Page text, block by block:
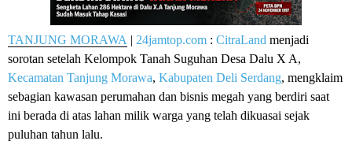
TANJUNG MORAWA | 24jamtop.com : CitraLand menjadi
sorotan setelah Kelompok Tanah Suguhan Desa Dalu X A,
Kecamatan Tanjung Morawa, Kabupaten Deli Serdang, mengklaim
sebagian kawasan perumahan dan bisnis megah yang berdiri saat
ini berada di atas lahan milik warga yang telah dikuasai sejak
puluhan tahun lalu.